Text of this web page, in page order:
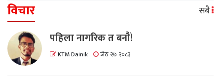
विचार सबै
पहिला नागरिक त बनाैं!
KTM Dainik जेठ २७ २०८३